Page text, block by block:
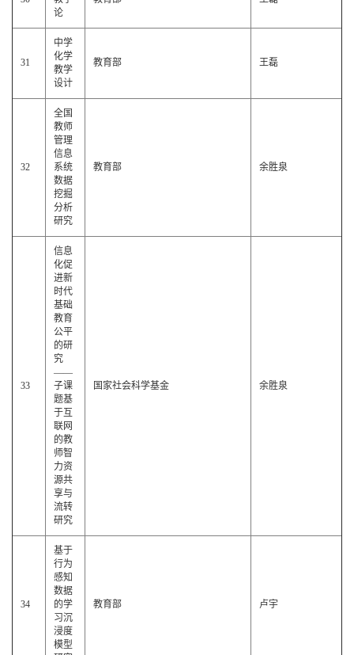
论
31
中学
化学
教学
设计
教育部 王磊
32
全国
教师
管理
信息
系统
数据
挖掘
分析
研究
教育部 余胜泉
33
信息
化促
进新
时代
基础
教育
公平
的研
究
——
子课
题基
于互
联网
的教
师智
力资
源共
享与
流转
研究
国家社会科学基金 余胜泉
34
基于
行为
感知
数据
的学
习沉
浸度
模型
教育部 卢宇